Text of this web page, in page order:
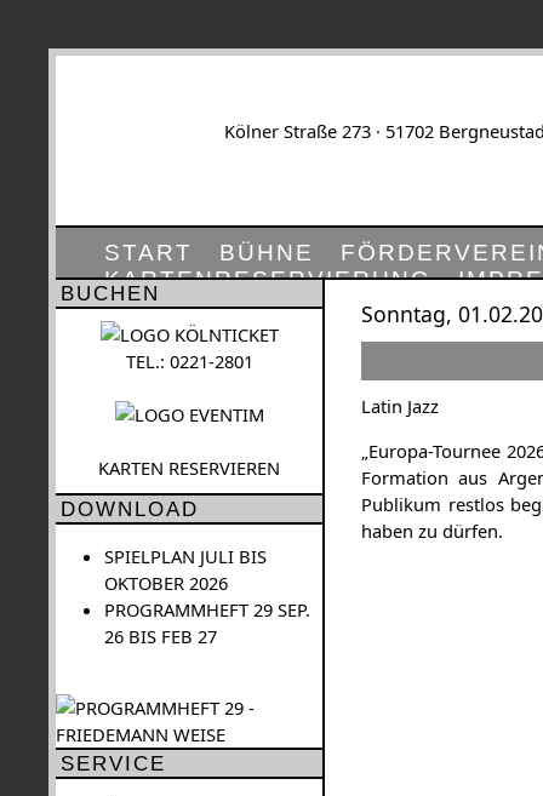
Kölner Straße 273 · 51702
START BÜHNE
KARTENRESERVIERUNG
BUCHEN
TEL.: 0221-2801
KARTEN RESERVIEREN
DOWNLOAD
SPIELPLAN JULI BIS
OKTOBER 2026
PROGRAMMHEFT 29 SEP.
26 BIS FEB 27
SERVICE
Sonntag,
Latin Jazz
„Europa-Tournee
Formation aus
Publikum restlos
haben zu dürfen.